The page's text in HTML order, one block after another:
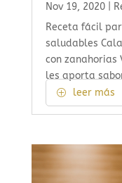
Nov 19, 2020|
Receta fácil
saludables
con zanahorias
les aporta
leer más